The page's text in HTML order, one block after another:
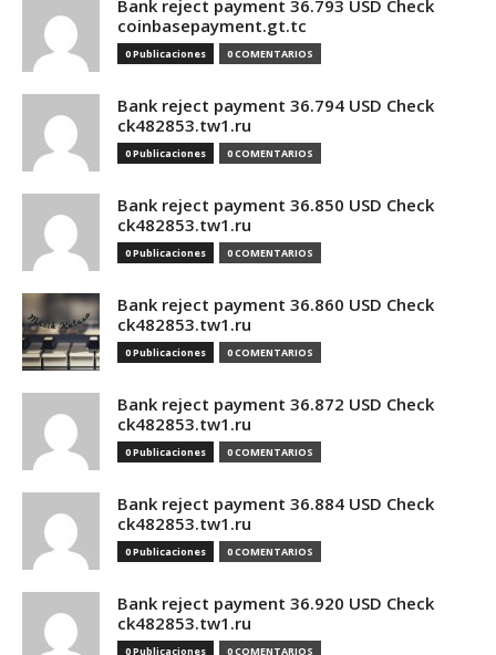
Bank reject payment 36.793 USD Check
coinbasepayment.gt.tc
0 Publicaciones 0 COMENTARIOS
Bank reject payment 36.794 USD Check
ck482853.tw1.ru
0 Publicaciones 0 COMENTARIOS
Bank reject payment 36.850 USD Check
ck482853.tw1.ru
0 Publicaciones 0 COMENTARIOS
Bank reject payment 36.860 USD Check
ck482853.tw1.ru
0 Publicaciones 0 COMENTARIOS
Bank reject payment 36.872 USD Check
ck482853.tw1.ru
0 Publicaciones 0 COMENTARIOS
Bank reject payment 36.884 USD Check
ck482853.tw1.ru
0 Publicaciones 0 COMENTARIOS
Bank reject payment 36.920 USD Check
ck482853.tw1.ru
0 Publicaciones 0 COMENTARIOS